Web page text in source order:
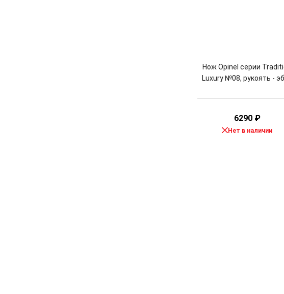
Нож Opinel серии
Luxury №08, рукоять -
6290 ₽
Нет в наличии